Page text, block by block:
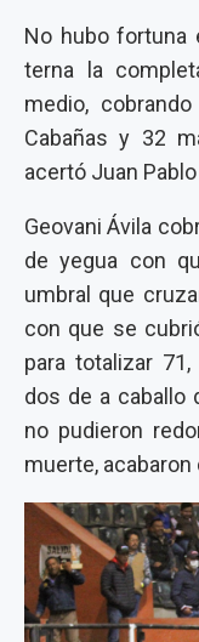
No hubo fortuna
terna la
medio,
Cabañas y 32
acertó Juan
Geovani Ávila
de yegua con
umbral que
con que se
para totalizar
dos de a caballo
no pudieron
muerte, acabaron